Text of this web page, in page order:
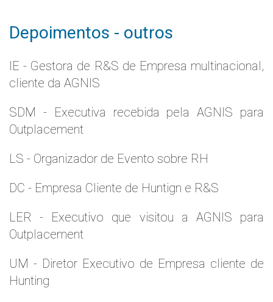
Depoimentos - outros
IE - Gestora de R&S de Empresa multinacional,
cliente da AGNIS
SDM - Executiva recebida pela AGNIS para
Outplacement
LS - Organizador de Evento sobre RH
DC - Empresa Cliente de Huntign e R&S
LER - Executivo que visitou a AGNIS para
Outplacement
UM - Diretor Executivo de Empresa cliente de
Hunting